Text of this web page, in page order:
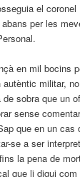
el coronel
per les
en mil bocins
militar,
de sobra que un
sense
que en un cas
se a ser
la pena de
que li digui